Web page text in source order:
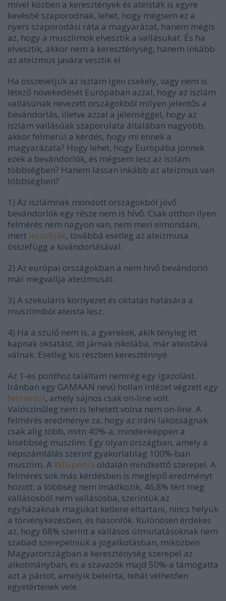
mivel közben a keresztények és ateisták is egyre
kevésbé szaporodnak, lehet, hogy mégsem ez a
nyers szaporodási ráta a magyarázat, hanem mégis
az, hogy a muszlimok elvesztik a vallásukat. És ha
elvesztik, akkor nem a kereszténység, hanem inkább
az ateizmus javára vesztik el.
Ha összevetjük az iszlám igen csekély, vagy nem is
létező növekedését Európában azzal, hogy az iszlám
vallásúnak nevezett országokból milyen jelentős a
bevándorlás, illetve azzal a jelenséggel, hogy az
iszlám vallásúak szaporulata általában nagyobb,
akkor felmerül a kérdés, hogy mi ennek a
magyarázata? Hogy lehet, hogy Európába jönnek
ezek a bevándorlók, és mégsem lesz az iszlám
többségben? Hanem lassan inkább az ateizmus van
többségben?
1) Az iszlámnak mondott országokból jövő
bevándorlók egy része nem is hívő. Csak otthon ilyen
felmérés nem nagyon van, nem meri elmondani,
mert lecsukják, továbbá esetleg az ateizmusa
összefügg a kivándorlásával.
2) Az európai országokban a nem hívő bevándorló
már megvallja ateizmusát.
3) A szekuláris környezet és oktatás hatására a
muszlimból ateista lesz.
4) Ha a szülő nem is, a gyerekek, akik tényleg itt
kapnak oktatást, itt járnak iskolába, már ateistává
válnak. Esetleg kis részben kereszténnyé.
Az 1-es ponthoz találtam nemrég egy igazolást.
Iránban egy GAMAAN nevű hollan intézet végzett egy
felmérést, amely sajnos csak on-line volt.
Valószínűleg nem is lehetett volna nem on-line. A
felmérés eredménye za, hogy az iráni lakosságnak
csak alig több, mitn 40%-a, mindenképpen a
kisebbség muszlim. Egy olyan országban, amely a
népszámlálás szerint gyakorlatilag 100%-ban
muszlim. AWikipédia oldalán mindkettő szerepel. A
felmérés sok más kérdésben is meglepő eredményt
hozott: a többség nem imádkozik, 46,8% tért meg
vallásosból nem vallásosba, szerintük az
egyházaknak magukat kellene eltartani, nincs helyük
a törvénykezésben, és hasonlók. Különösen érdekes
az, hogy 68% szerint a vallásos útmutatásoknak nem
szabad szerepelniük a jogalkotásban, miközben
Magyarországban a kereszténység szerepel az
alkotmányban, és a szavazók majd 50%-a támogatta
azt a pártot, amelyik beleírta, tehát vélhetően
egyetértenek vele.